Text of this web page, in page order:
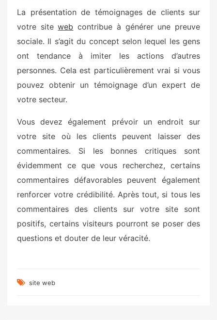
La présentation de témoignages de clients sur
votre siteweb contribue à générer une preuve
sociale. Il s’agit du concept selon lequel les gens
ont tendance à imiter les actions d’autres
personnes. Cela est particulièrement vrai si vous
pouvez obtenir un témoignage d’un expert de
votre secteur.
Vous devez également prévoir un endroit sur
votre site où les clients peuvent laisser des
commentaires. Si les bonnes critiques sont
évidemment ce que vous recherchez, certains
commentaires défavorables peuvent également
renforcer votre crédibilité. Après tout, si tous les
commentaires des clients sur votre site sont
positifs, certains visiteurs pourront se poser des
questions et douter de leur véracité.
site web